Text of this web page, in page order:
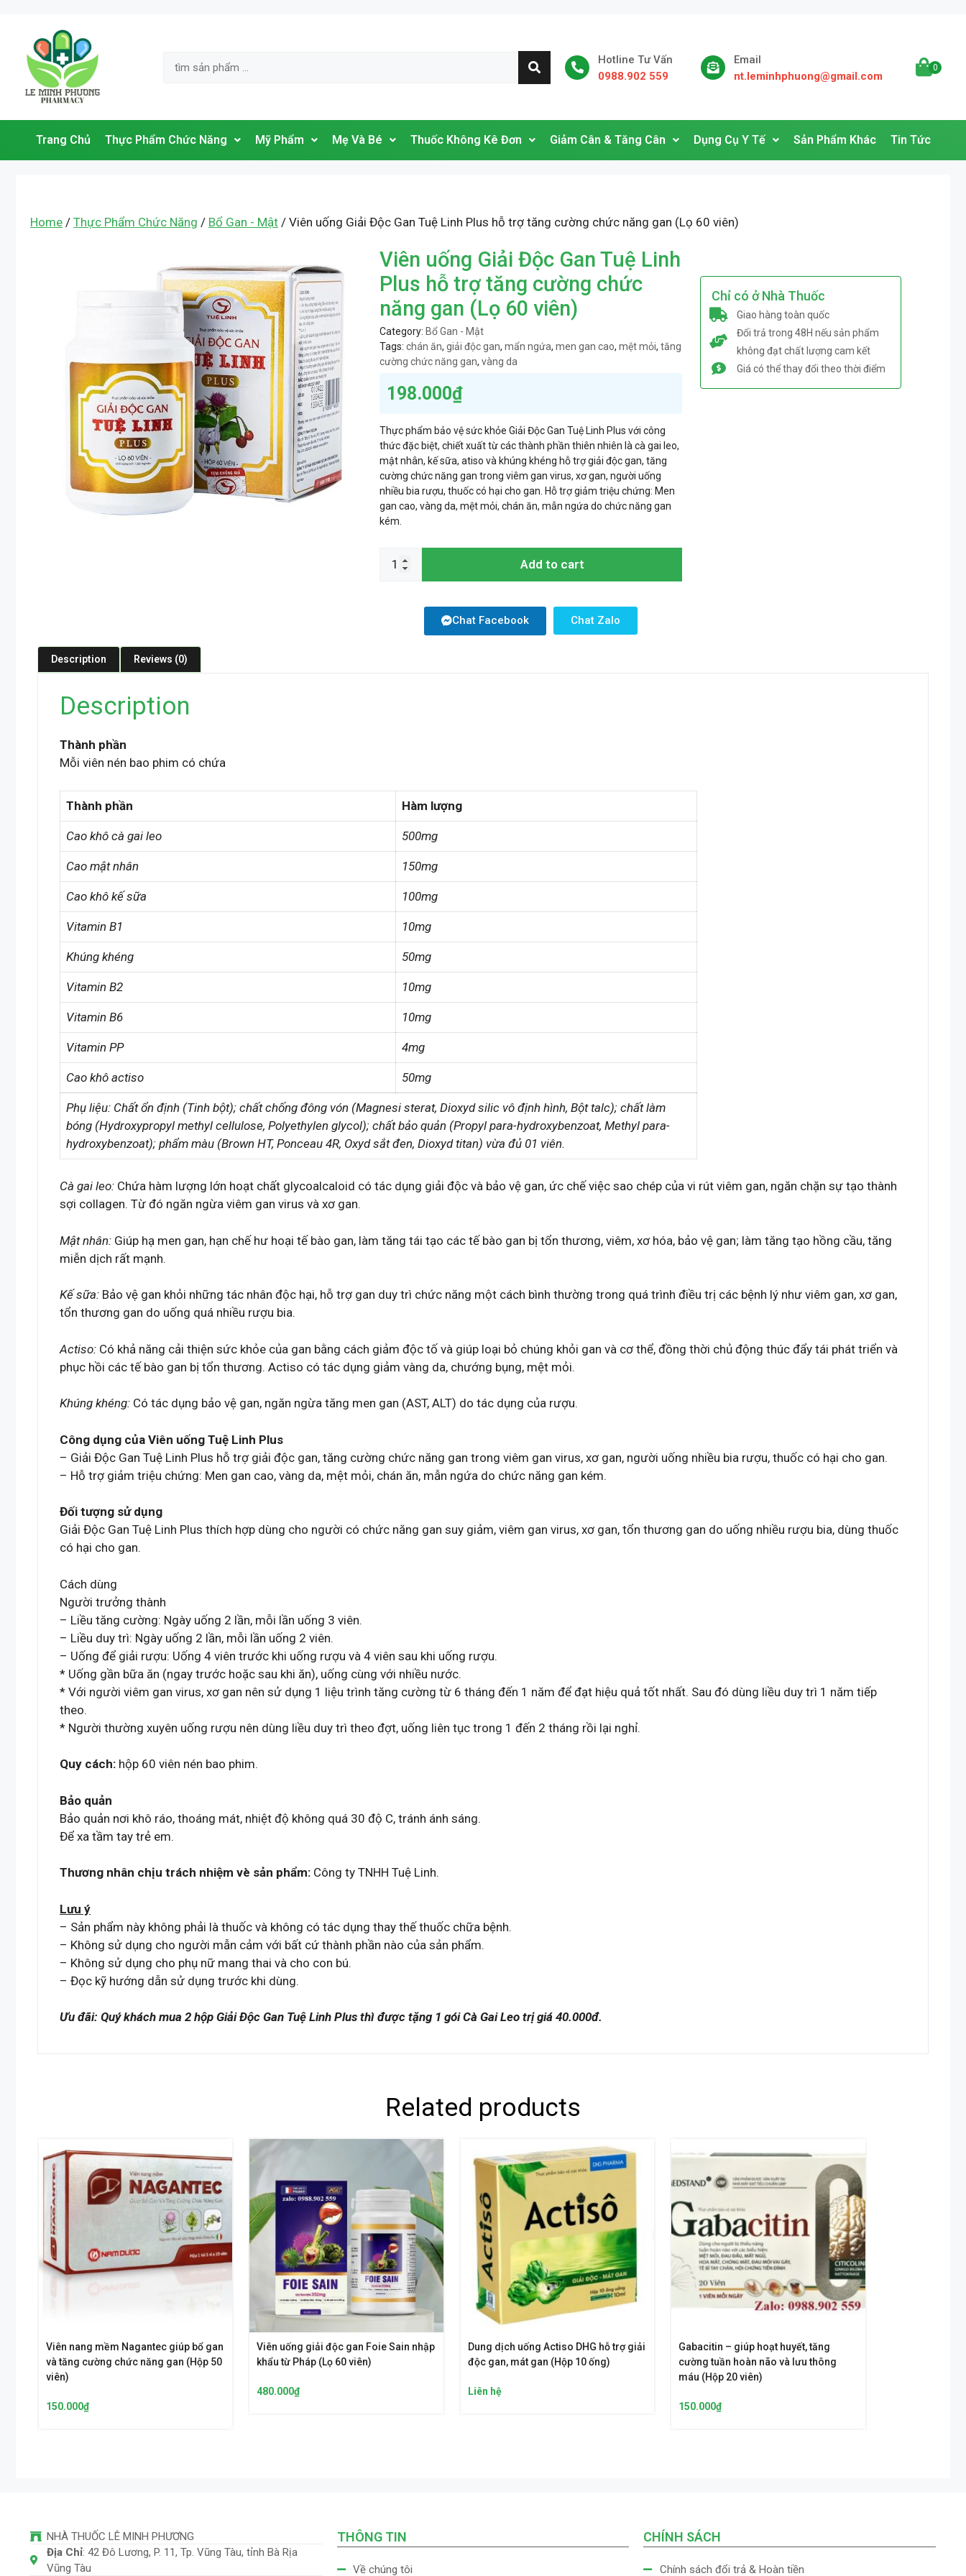
Hotline Tư Vấn
0988.902 559
Email
nt.leminhphuong@gmail.com
0
Trang Chủ Thực Phẩm Chức Năng Mỹ Phẩm Mẹ Và Bé Thuốc Không Kê Đơn Giảm Cân & Tăng Cân Dụng Cụ Y Tế Sản Phẩm Khác Tin Tức
Home / Thực Phẩm Chức Năng / Bổ Gan - Mật / Viên uống Giải Độc Gan Tuệ Linh Plus hỗ trợ tăng cường chức năng gan (Lọ 60 viên)
Viên uống Giải Độc Gan Tuệ Linh
Plus hỗ trợ tăng cường chức
năng gan (Lọ 60 viên)
Category: Bổ Gan - Mật
Tags:chán ăn,giải độc gan,mẩn ngứa,men gan cao,mệt mỏi,tăng
cường chức năng gan,vàng da
198.000₫
Thực phẩm bảo vệ sức khỏe Giải Độc Gan Tuệ Linh Plus với công
thức đặc biệt, chiết xuất từ các thành phần thiên nhiên là cà gai leo,
mật nhân, kế sữa, atiso và khúng khéng hỗ trợ giải độc gan, tăng
cường chức năng gan trong viêm gan virus, xơ gan, người uống
nhiều bia rượu, thuốc có hại cho gan. Hỗ trợ giảm triệu chứng: Men
gan cao, vàng da, mệt mỏi, chán ăn, mẫn ngứa do chức năng gan
kém.
Add to cart
Chat Facebook Chat Zalo
Chỉ có ở Nhà Thuốc
Giao hàng toàn quốc
Đổi trả trong 48H nếu sản phẩm
không đạt chất lượng cam kết
Giá có thể thay đổi theo thời điểm
Description Reviews (0)
Description
Thành phần
Mỗi viên nén bao phim có chứa
Thành phần Hàm lượng
Cao khô cà gai leo 500mg
Cao mật nhân 150mg
Cao khô kế sữa 100mg
Vitamin B1 10mg
Khúng khéng 50mg
Vitamin B2 10mg
Vitamin B6 10mg
Vitamin PP 4mg
Cao khô actiso 50mg
Phụ liệu: Chất ổn định (Tinh bột); chất chống đông vón (Magnesi sterat, Dioxyd silic vô định hình, Bột talc); chất làm
bóng (Hydroxypropyl methyl cellulose, Polyethylen glycol); chất bảo quản (Propyl para-hydroxybenzoat, Methyl para-
hydroxybenzoat); phẩm màu (Brown HT, Ponceau 4R, Oxyd sắt đen, Dioxyd titan) vừa đủ 01 viên.
Cà gai leo: Chứa hàm lượng lớn hoạt chất glycoalcaloid có tác dụng giải độc và bảo vệ gan, ức chế việc sao chép của vi rút viêm gan, ngăn chặn sự tạo thành
sợi collagen. Từ đó ngăn ngừa viêm gan virus và xơ gan.
Mật nhân: Giúp hạ men gan, hạn chế hư hoại tế bào gan, làm tăng tái tạo các tế bào gan bị tổn thương, viêm, xơ hóa, bảo vệ gan; làm tăng tạo hồng cầu, tăng
miễn dịch rất mạnh.
Kế sữa: Bảo vệ gan khỏi những tác nhân độc hại, hỗ trợ gan duy trì chức năng một cách bình thường trong quá trình điều trị các bệnh lý như viêm gan, xơ gan,
tổn thương gan do uống quá nhiều rượu bia.
Actiso: Có khả năng cải thiện sức khỏe của gan bằng cách giảm độc tố và giúp loại bỏ chúng khỏi gan và cơ thể, đồng thời chủ động thúc đẩy tái phát triển và
phục hồi các tế bào gan bị tổn thương. Actiso có tác dụng giảm vàng da, chướng bụng, mệt mỏi.
Khúng khéng: Có tác dụng bảo vệ gan, ngăn ngừa tăng men gan (AST, ALT) do tác dụng của rượu.
Công dụng của Viên uống Tuệ Linh Plus
– Giải Độc Gan Tuệ Linh Plus hỗ trợ giải độc gan, tăng cường chức năng gan trong viêm gan virus, xơ gan, người uống nhiều bia rượu, thuốc có hại cho gan.
– Hỗ trợ giảm triệu chứng: Men gan cao, vàng da, mệt mỏi, chán ăn, mẫn ngứa do chức năng gan kém.
Đối tượng sử dụng
Giải Độc Gan Tuệ Linh Plus thích hợp dùng cho người có chức năng gan suy giảm, viêm gan virus, xơ gan, tổn thương gan do uống nhiều rượu bia, dùng thuốc
có hại cho gan.
Cách dùng
Người trưởng thành
– Liều tăng cường: Ngày uống 2 lần, mỗi lần uống 3 viên.
– Liều duy trì: Ngày uống 2 lần, mỗi lần uống 2 viên.
– Uống để giải rượu: Uống 4 viên trước khi uống rượu và 4 viên sau khi uống rượu.
* Uống gần bữa ăn (ngay trước hoặc sau khi ăn), uống cùng với nhiều nước.
* Với người viêm gan virus, xơ gan nên sử dụng 1 liệu trình tăng cường từ 6 tháng đến 1 năm để đạt hiệu quả tốt nhất. Sau đó dùng liều duy trì 1 năm tiếp
theo.
* Người thường xuyên uống rượu nên dùng liều duy trì theo đợt, uống liên tục trong 1 đến 2 tháng rồi lại nghỉ.
Quy cách: hộp 60 viên nén bao phim.
Bảo quản
Bảo quản nơi khô ráo, thoáng mát, nhiệt độ không quá 30 độ C, tránh ánh sáng.
Để xa tầm tay trẻ em.
Thương nhân chịu trách nhiệm vè sản phẩm: Công ty TNHH Tuệ Linh.
Lưu ý
– Sản phẩm này không phải là thuốc và không có tác dụng thay thế thuốc chữa bệnh.
– Không sử dụng cho người mẫn cảm với bất cứ thành phần nào của sản phẩm.
– Không sử dụng cho phụ nữ mang thai và cho con bú.
– Đọc kỹ hướng dẫn sử dụng trước khi dùng.
Ưu đãi: Quý khách mua 2 hộp Giải Độc Gan Tuệ Linh Plus thì được tặng 1 gói Cà Gai Leo trị giá 40.000đ.
Related products
Viên nang mềm Nagantec giúp bổ gan
và tăng cường chức năng gan (Hộp 50
viên)
150.000₫
Viên uống giải độc gan Foie Sain nhập
khẩu từ Pháp (Lọ 60 viên)
480.000₫
Dung dịch uống Actiso DHG hỗ trợ giải
độc gan, mát gan (Hộp 10 ống)
Liên hệ
Gabacitin – giúp hoạt huyết, tăng
cường tuần hoàn não và lưu thông
máu (Hộp 20 viên)
150.000₫
NHÀ THUỐC LÊ MINH PHƯƠNG
Địa Chỉ: 42 Đô Lương, P. 11, Tp. Vũng Tàu, tỉnh Bà Rịa
Vũng Tàu
THÔNG TIN
Về chúng tôi
CHÍNH SÁCH
Chính sách đổi trả & Hoàn tiền